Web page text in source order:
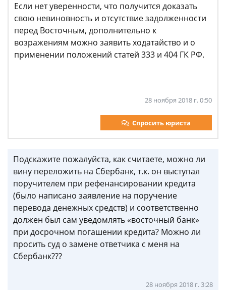
Если нет уверенности, что получится доказать
свою невиновность и отсутствие задолженности
перед Восточным, дополнительно к
возражениям можно заявить ходатайство и о
применении положений статей 333 и 404 ГК РФ.
28 ноября 2018 г. 0:50
Спросить юриста
Подскажите пожалуйста, как считаете, можно ли
вину переложить на Сбербанк, т.к. он выступал
поручителем при рефенансировании кредита
(было написано заявление на поручение
перевода денежных средств) и соответственно
должен был сам уведомлять «восточный банк»
при досрочном погашении кредита? Можно ли
просить суд о замене ответчика с меня на
Сбербанк???
28 ноября 2018 г. 3:28